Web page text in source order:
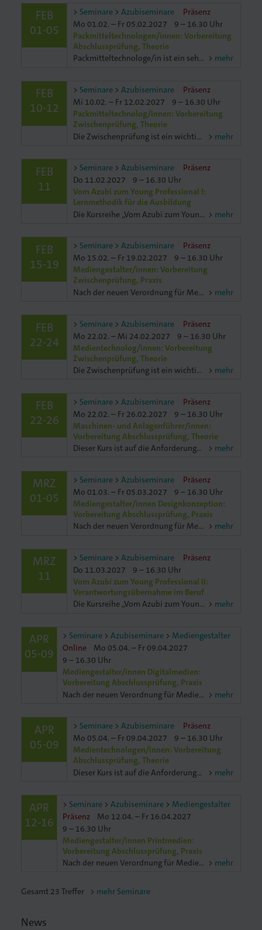
FEB
01-05
Seminare Azubiseminare
Präsenz
Mo 01.02. – Fr 05.02.2027
9 – 16.30 Uhr
Packmitteltechnologen/innen: Vorbereitung
Abschlussprüfung, Theorie
Packmitteltechnologe/in ist ein sehr breit aufgestellter, umfassender und vielseitiger Beruf. Umso wichtiger, dass du Wissen hast aus der Technik und übers Material. Aber das ist noch nicht alles. Au
mehr
FEB
10-12
Seminare Azubiseminare
Präsenz
Mi 10.02. – Fr 12.02.2027
9 – 16.30 Uhr
Packmitteltechnolog/innen: Vorbereitung
Zwischenprüfung, Theorie
Die Zwischenprüfung ist ein wichtiger „Meilenstein" für dich. Ist es doch die erste berufliche Prüfung, welchen Ausbildungsstand du erreichen konntest. Aber auch für den Betrieb ist es ein wichtchtiger
mehr
FEB
11
Seminare Azubiseminare
Präsenz
Do 11.02.2027
9 – 16.30 Uhr
Vom Azubi zum Young Professional I:
Lernmethodik für die Ausbildung
Die Kursreihe „Vom Azubi zum Young Professional" sorgt für einen gelungenen Einstieg ins Berufsleben. Mit diesem Know-how meistern Sie Ausbildung und Prüfungen perfekt. Übernehmen Sie selbständindig
mehr
FEB
15-19
Seminare Azubiseminare
Präsenz
Mo 15.02. – Fr 19.02.2027
9 – 16.30 Uhr
Mediengestalter/innen: Vorbereitung
Zwischenprüfung, Praxis
Nach der neuen Verordnung für Mediengestalter/innen Digital und Print ist die Zwischenprüfung für alle Auszubildenden gleich. Egal, ob du in der Fachrichtung Projektmanagement, Designkonzeption, Pr
mehr
FEB
22-24
Seminare Azubiseminare
Präsenz
Mo 22.02. – Mi 24.02.2027
9 – 16.30 Uhr
Medientechnolog/innen: Vorbereitung
Zwischenprüfung, Theorie
Die Zwischenprüfung ist ein wichtiger „Meilenstein“ für dich. Ist es doch die erste berufliche Prüfung, welchen Ausbildungsstand du erreichen konntest. Aber auch für den Betrieb ist es ein wicwichtiger
mehr
FEB
22-26
Seminare Azubiseminare
Präsenz
Mo 22.02. – Fr 26.02.2027
9 – 16.30 Uhr
Maschinen- und Anlagenführer/innen:
Vorbereitung Abschlussprüfung, Theorie
Dieser Kurs ist auf die Anforderungen der schriftlichen Abschlussprüfung ausgelegt. Wir fokussieren uns auf typische Prüfungsaufgaben in den Bereichen Fachkunde und Fachmathematik. Richtig messen un
mehr
MRZ
01-05
Seminare Azubiseminare
Präsenz
Mo 01.03. – Fr 05.03.2027
9 – 16.30 Uhr
Mediengestalter/innen Designkonzeption:
Vorbereitung Abschlussprüfung, Praxis
Nach der neuen Verordnung für Mediengestalter/innen Digital und Print ist die Abschlussprüfung je nach Fachrichtung unterschiedlich. In der Fachrichtung Designkonzeption müssen Designkonzepte entwitwickelt
mehr
MRZ
11
Seminare Azubiseminare
Präsenz
Do 11.03.2027
9 – 16.30 Uhr
Vom Azubi zum Young Professional II:
Verantwortungsübernahme im Beruf
Die Kursreihe „Vom Azubi zum Young Professional" sorgt für einen gelungenen Einstieg ins Berufsleben. Mit diesem Know-how meistern Sie Ausbildung und Prüfungen perfekt. Übernehmen Sie selbständindig
mehr
APR
05-09
Seminare Azubiseminare
Mediengestalter
Online
Mo 05.04. – Fr 09.04.2027
9 – 16.30 Uhr
Mediengestalter/innen Digitalmedien:
Vorbereitung Abschlussprüfung, Praxis
Nach der neuen Verordnung für Mediengestalter/innen Digital und Print ist die Abschlussprüfung je nach Fachrichtung unterschiedlich. In der Fachrichtung Digitalmedien müssen Digitalmedien gestaltettet
mehr
APR
05-09
Seminare Azubiseminare
Präsenz
Mo 05.04. – Fr 09.04.2027
9 – 16.30 Uhr
Medientechnologen/innen: Vorbereitung
Abschlussprüfung, Theorie
Dieser Kurs ist auf die Anforderungen der schriftlichen Abschlussprüfung ausgelegt. Wir fokussieren uns auf typische Prüfungsaufgaben in den Bereichen Fachkunde und Fachmathematik. Richtig messen un
mehr
APR
12-16
Seminare Azubiseminare
Mediengestalter
Präsenz
Mo 12.04. – Fr 16.04.2027
9 – 16.30 Uhr
Mediengestalter/innen Printmedien:
Vorbereitung Abschlussprüfung, Praxis
Nach der neuen Verordnung für Mediengestalter/innen Digital und Print ist die Abschlussprüfung je nach Fachrichtung unterschiedlich. In der Fachrichtung Printmedien müssen Printmedien gestaltet undund
mehr
Gesamt 23 Treffer mehr Seminare
News